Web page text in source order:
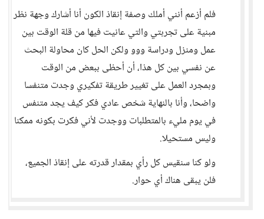
فلم أزعم أنني أملك وصفة إنقاذ الكون أنا أشارك وجهة نظر
مبنية على تجربتي والتي عانيت فيها من قلة الوقت بين
عمل ومنزل ودراسة ووو ولكن الحل كان محاولة البحث
عن نفسي بين كل هذا، أن أحظى ببعض من الوقت
وبمجرد العمل على تغيير طريقة تفكيري وجدت متنفسا
واضحا، وأنا بالنهاية شخص عادي فكر كيف يجد متنفس
في يوم مليء بالمتطلبات ووجدت لأني فكرت بكونه ممكنا
وليس مستحيلا.
ولو كنا سنقيس كل رأي بمقدار قدرته على إنقاذ الجميع،
فلن يبقى هناك أي حوار.